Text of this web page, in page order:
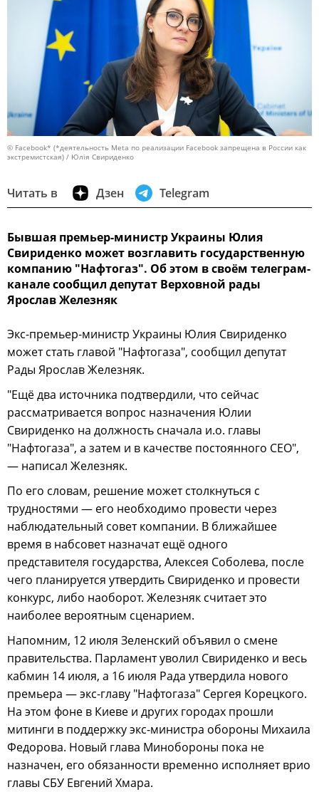
© Facebook* (*деятельность Meta по реализации Facebook запрещена в России как
экстремистская) / Юлія Свириденко
Читать в Дзен Telegram
Бывшая премьер-министр Украины Юлия
Свириденко может возглавить государственную
компанию "Нафтогаз". Об этом в своём телеграм-
канале сообщил депутат Верховной рады
Ярослав Железняк
Экс-премьер-министр Украины Юлия Свириденко
может стать главой "Нафтогаза", сообщил депутат
Рады Ярослав Железняк.
"Ещё два источника подтвердили, что сейчас
рассматривается вопрос назначения Юлии
Свириденко на должность сначала и.о. главы
"Нафтогаза", а затем и в качестве постоянного CEO",
— написал Железняк.
По его словам, решение может столкнуться с
трудностями — его необходимо провести через
наблюдательный совет компании. В ближайшее
время в набсовет назначат ещё одного
представителя государства, Алексея Соболева, после
чего планируется утвердить Свириденко и провести
конкурс, либо наоборот. Железняк считает это
наиболее вероятным сценарием.
Напомним, 12 июля Зеленский объявил о смене
правительства. Парламент уволил Свириденко и весь
кабмин 14 июля, а 16 июля Рада утвердила нового
премьера — экс-главу "Нафтогаза" Сергея Корецкого.
На этом фоне в Киеве и других городах прошли
митинги в поддержку экс-министра обороны Михаила
Федорова. Новый глава Минобороны пока не
назначен, его обязанности временно исполняет врио
главы СБУ Евгений Хмара.